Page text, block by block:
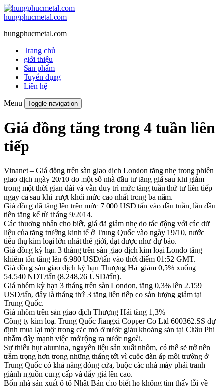
hungphucmetal.com
hungphucmetal.com
Trang chủ
giới thiệu
Sản phẩm
Tuyển dụng
Liên hệ
Menu Toggle navigation
Giá đồng tăng trong 4 tuần liên
tiếp
Vinanet – Giá đồng trên sàn giao dịch London tăng nhẹ trong phiên
giao dịch ngày 20/10 do một số nhà đầu tư tăng giá sau khi giảm
trong một thời gian dài và vẫn duy trì mức tăng tuần thứ tư liên tiếp
ngay cả sau khi trượt khỏi mức cao nhất trong ba năm.
Giá đồng đã tăng lên trên mức 7.000 USD tấn vào đầu tuần, lần đầu
tiên tăng kể từ tháng 9/2014.
Các thương nhân cho biết, giá đã giảm nhẹ do tác động với các dữ
liệu của tăng trưởng kinh tế ở Trung Quốc vào ngày 19/10, nước
tiêu thụ kim loại lớn nhất thế giới, đạt được như dự báo.
Giá đồng kỳ hạn 3 tháng trên sàn giao dịch kim loại Londo tăng
khiêm tốn tăng lên 6.980 USD/tấn vào thời điểm 01:52 GMT.
Giá đồng sàn giao dịch kỳ hạn Thượng Hải giảm 0,5% xuống
54.540 NDT/tấn (8.248,26 USD/tấn).
Giá nhôm kỳ hạn 3 tháng trên sàn London, tăng 0,3% lên 2.159
USD/tấn, đây là tháng thứ 3 tăng liên tiếp do sản lượng giảm tại
Trung Quốc.
Giá nhôm trên sàn giao dịch Thượng Hải tăng 1,3%
Công ty kim loại Trung Quốc Jiangxi Copper Co Ltd 600362.SS dự
định mua lại một trong các mỏ ở nước giàu khoáng sản tại Châu Phi
nhằm đẩy mạnh việc mở rộng ra nước ngoài.
Sự thiếu hụt alumina, nguyên liệu sản xuất nhôm, có thể sẽ trở nên
trầm trọng hơn trong những tháng tới vì cuộc đàn áp môi trường ở
Trung Quốc có khả năng đóng cửa, buộc các nhà máy phải tranh
giành nguồn cung cấp và đẩy giá lên cao.
Bốn nhà sản xuất ô tô Nhật Bản cho biết họ không tìm thấy lỗi về